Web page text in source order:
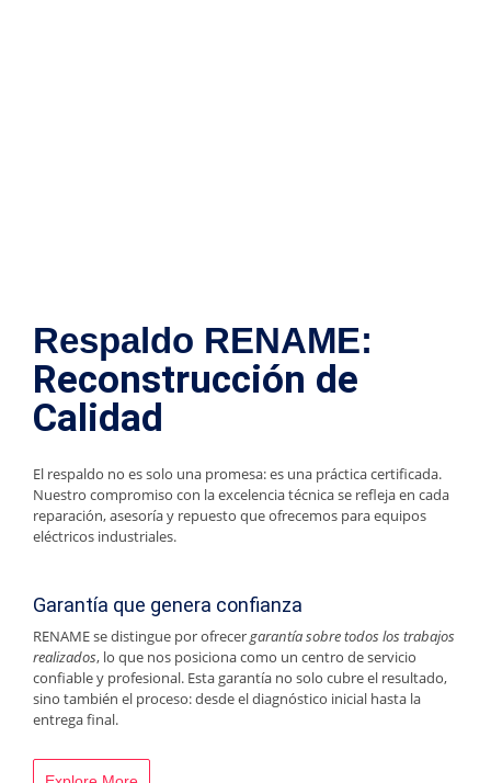
Respaldo RENAME:
Reconstrucción de
Calidad
El respaldo no es solo una promesa: es una práctica certificada.
Nuestro compromiso con la excelencia técnica se refleja en cada
reparación, asesoría y repuesto que ofrecemos para equipos
eléctricos industriales.
Garantía que genera confianza
RENAME se distingue por ofrecergarantía sobre todos los trabajos
realizados, lo que nos posiciona como un centro de servicio
confiable y profesional. Esta garantía no solo cubre el resultado,
sino también el proceso: desde el diagnóstico inicial hasta la
entrega final.